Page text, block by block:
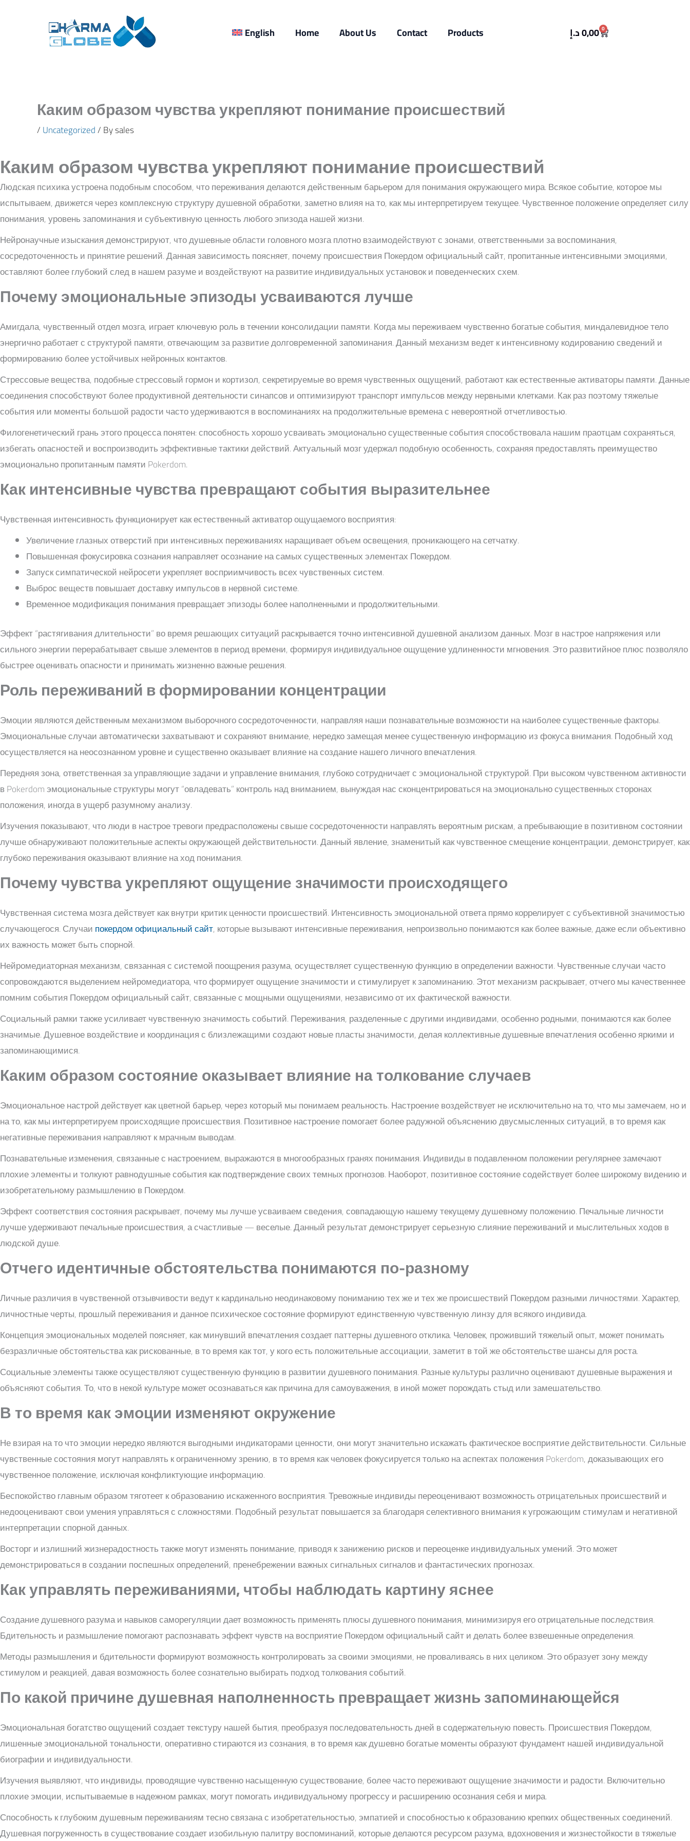
English Home About Us Contact Products 0,00د.إ 0
Cart
Каким образом чувства укрепляют понимание происшествий
/Uncategorized/ Bysales
Каким образом чувства укрепляют понимание происшествий
Людская психика устроена подобным способом, что переживания делаются действенным барьером для понимания окружающего мира. Всякое событие, которое мы
испытываем, движется через комплексную структуру душевной обработки, заметно влияя на то, как мы интерпретируем текущее. Чувственное положение определяет силу
понимания, уровень запоминания и субъективную ценность любого эпизода нашей жизни.
Нейронаучные изыскания демонстрируют, что душевные области головного мозга плотно взаимодействуют с зонами, ответственными за воспоминания,
сосредоточенность и принятие решений. Данная зависимость поясняет, почему происшествия Покердом официальный сайт, пропитанные интенсивными эмоциями,
оставляют более глубокий след в нашем разуме и воздействуют на развитие индивидуальных установок и поведенческих схем.
Почему эмоциональные эпизоды усваиваются лучше
Амигдала, чувственный отдел мозга, играет ключевую роль в течении консолидации памяти. Когда мы переживаем чувственно богатые события, миндалевидное тело
энергично работает с структурой памяти, отвечающим за развитие долговременной запоминания. Данный механизм ведет к интенсивному кодированию сведений и
формированию более устойчивых нейронных контактов.
Стрессовые вещества, подобные стрессовый гормон и кортизол, секретируемые во время чувственных ощущений, работают как естественные активаторы памяти. Данные
соединения способствуют более продуктивной деятельности синапсов и оптимизируют транспорт импульсов между нервными клетками. Как раз поэтому тяжелые
события или моменты большой радости часто удерживаются в воспоминаниях на продолжительные времена с невероятной отчетливостью.
Филогенетический грань этого процесса понятен: способность хорошо усваивать эмоционально существенные события способствовала нашим праотцам сохраняться,
избегать опасностей и воспроизводить эффективные тактики действий. Актуальный мозг удержал подобную особенность, сохраняя предоставлять преимущество
эмоционально пропитанным памяти Pokerdom.
Как интенсивные чувства превращают события выразительнее
Чувственная интенсивность функционирует как естественный активатор ощущаемого восприятия:
Увеличение глазных отверстий при интенсивных переживаниях наращивает объем освещения, проникающего на сетчатку.
Повышенная фокусировка сознания направляет осознание на самых существенных элементах Покердом.
Запуск симпатической нейросети укрепляет восприимчивость всех чувственных систем.
Выброс веществ повышает доставку импульсов в нервной системе.
Временное модификация понимания превращает эпизоды более наполненными и продолжительными.
Эффект “растягивания длительности” во время решающих ситуаций раскрывается точно интенсивной душевной анализом данных. Мозг в настрое напряжения или
сильного энергии перерабатывает свыше элементов в период времени, формируя индивидуальное ощущение удлиненности мгновения. Это развитийное плюс позволяло
быстрее оценивать опасности и принимать жизненно важные решения.
Роль переживаний в формировании концентрации
Эмоции являются действенным механизмом выборочного сосредоточенности, направляя наши познавательные возможности на наиболее существенные факторы.
Эмоциональные случаи автоматически захватывают и сохраняют внимание, нередко замещая менее существенную информацию из фокуса внимания. Подобный ход
осуществляется на неосознанном уровне и существенно оказывает влияние на создание нашего личного впечатления.
Передняя зона, ответственная за управляющие задачи и управление внимания, глубоко сотрудничает с эмоциональной структурой. При высоком чувственном активности
в Pokerdom эмоциональные структуры могут “овладевать” контроль над вниманием, вынуждая нас сконцентрироваться на эмоционально существенных сторонах
положения, иногда в ущерб разумному анализу.
Изучения показывают, что люди в настрое тревоги предрасположены свыше сосредоточенности направлять вероятным рискам, а пребывающие в позитивном состоянии
лучше обнаруживают положительные аспекты окружающей действительности. Данный явление, знаменитый как чувственное смещение концентрации, демонстрирует, как
глубоко переживания оказывают влияние на ход понимания.
Почему чувства укрепляют ощущение значимости происходящего
Чувственная система мозга действует как внутри критик ценности происшествий. Интенсивность эмоциональной ответа прямо коррелирует с субъективной значимостью
случающегося. Случаипокердом официальный сайт, которые вызывают интенсивные переживания, непроизвольно понимаются как более важные, даже если объективно
их важность может быть спорной.
Нейромедиаторная механизм, связанная с системой поощрения разума, осуществляет существенную функцию в определении важности. Чувственные случаи часто
сопровождаются выделением нейромедиатора, что формирует ощущение значимости и стимулирует к запоминанию. Этот механизм раскрывает, отчего мы качественнее
помним события Покердом официальный сайт, связанные с мощными ощущениями, независимо от их фактической важности.
Социальный рамки также усиливает чувственную значимость событий. Переживания, разделенные с другими индивидами, особенно родными, понимаются как более
значимые. Душевное воздействие и координация с близлежащими создают новые пласты значимости, делая коллективные душевные впечатления особенно яркими и
запоминающимися.
Каким образом состояние оказывает влияние на толкование случаев
Эмоциональное настрой действует как цветной барьер, через который мы понимаем реальность. Настроение воздействует не исключительно на то, что мы замечаем, но и
на то, как мы интерпретируем происходящие происшествия. Позитивное настроение помогает более радужной объяснению двусмысленных ситуаций, в то время как
негативные переживания направляют к мрачным выводам.
Познавательные изменения, связанные с настроением, выражаются в многообразных гранях понимания. Индивиды в подавленном положении регулярнее замечают
плохие элементы и толкуют равнодушные события как подтверждение своих темных прогнозов. Наоборот, позитивное состояние содействует более широкому видению и
изобретательному размышлению в Покердом.
Эффект соответствия состояния раскрывает, почему мы лучше усваиваем сведения, совпадающую нашему текущему душевному положению. Печальные личности
лучше удерживают печальные происшествия, а счастливые — веселые. Данный результат демонстрирует серьезную слияние переживаний и мыслительных ходов в
людской душе.
Отчего идентичные обстоятельства понимаются по-разному
Личные различия в чувственной отзывчивости ведут к кардинально неодинаковому пониманию тех же и тех же происшествий Покердом разными личностями. Характер,
личностные черты, прошлый переживания и данное психическое состояние формируют единственную чувственную линзу для всякого индивида.
Концепция эмоциональных моделей поясняет, как минувший впечатления создает паттерны душевного отклика. Человек, проживший тяжелый опыт, может понимать
безразличные обстоятельства как рискованные, в то время как тот, у кого есть положительные ассоциации, заметит в той же обстоятельстве шансы для роста.
Социальные элементы также осуществляют существенную функцию в развитии душевного понимания. Разные культуры различно оценивают душевные выражения и
объясняют события. То, что в некой культуре может осознаваться как причина для самоуважения, в иной может порождать стыд или замешательство.
В то время как эмоции изменяют окружение
Не взирая на то что эмоции нередко являются выгодными индикаторами ценности, они могут значительно искажать фактическое восприятие действительности. Сильные
чувственные состояния могут направлять к ограниченному зрению, в то время как человек фокусируется только на аспектах положения Pokerdom, доказывающих его
чувственное положение, исключая конфликтующие информацию.
Беспокойство главным образом тяготеет к образованию искаженного восприятия. Тревожные индивиды переоценивают возможность отрицательных происшествий и
недооценивают свои умения управляться с сложностями. Подобный результат повышается за благодаря селективного внимания к угрожающим стимулам и негативной
интерпретации спорной данных.
Восторг и излишний жизнерадостность также могут изменять понимание, приводя к занижению рисков и переоценке индивидуальных умений. Это может
демонстрироваться в создании поспешных определений, пренебрежении важных сигнальных сигналов и фантастических прогнозах.
Как управлять переживаниями, чтобы наблюдать картину яснее
Создание душевного разума и навыков саморегуляции дает возможность применять плюсы душевного понимания, минимизируя его отрицательные последствия.
Бдительность и размышление помогают распознавать эффект чувств на восприятие Покердом официальный сайт и делать более взвешенные определения.
Методы размышления и бдительности формируют возможность контролировать за своими эмоциями, не проваливаясь в них целиком. Это образует зону между
стимулом и реакцией, давая возможность более сознательно выбирать подход толкования событий.
По какой причине душевная наполненность превращает жизнь запоминающейся
Эмоциональная богатство ощущений создает текстуру нашей бытия, преобразуя последовательность дней в содержательную повесть. Происшествия Покердом,
лишенные эмоциональной тональности, оперативно стираются из сознания, в то время как душевно богатые моменты образуют фундамент нашей индивидуальной
биографии и индивидуальности.
Изучения выявляют, что индивиды, проводящие чувственно насыщенную существование, более часто переживают ощущение значимости и радости. Включительно
плохие эмоции, испытываемые в надежном рамках, могут помогать индивидуальному прогрессу и расширению осознания себя и мира.
Способность к глубоким душевным переживаниям тесно связана с изобретательностью, эмпатией и способностью к образованию крепких общественных соединений.
Душевная погруженность в существование создает изобильную палитру воспоминаний, которые делаются ресурсом разума, вдохновения и жизнестойкости в тяжелые